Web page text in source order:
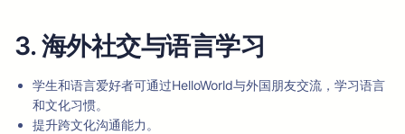
3. 海外社交与语言学习
学生和语言爱好者可通过HelloWorld与外国朋友交流，学习语言
和文化习惯。
提升跨文化沟通能力。